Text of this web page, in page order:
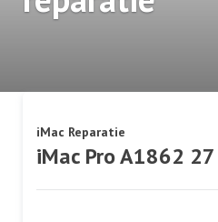
iMac Reparatie
iMac Pro A1862